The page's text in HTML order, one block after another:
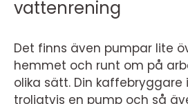
vattenrening
Det finns även pumpar lite
hemmet och runt om på
olika sätt. Din kaffebryggare
troligtvis en pump och så